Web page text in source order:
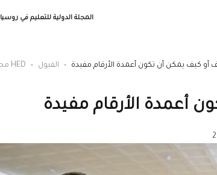
المجلة الدولية للتعليم في روسيا
مجلة HED القبول أو كيف يمكن أن تكون أعمدة الأرقام مفيدة
أعمدة الأرقام مفيدة